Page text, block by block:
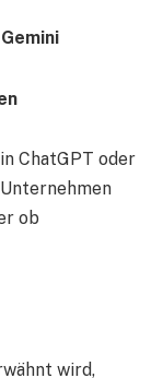
ChatGPT oder
ob
wird,